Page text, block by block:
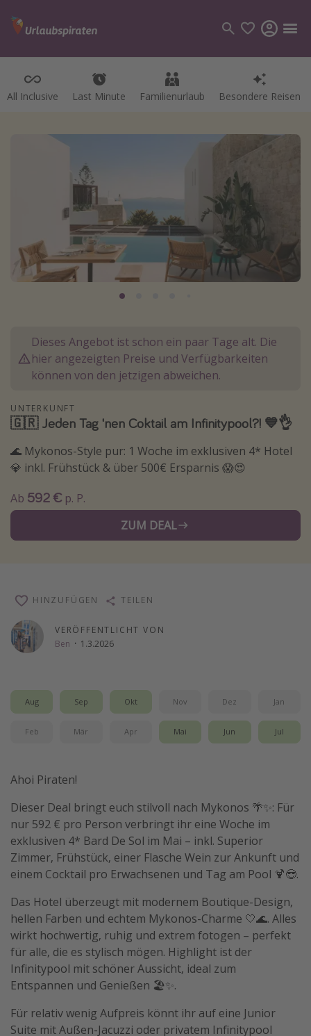
All Inclusive Last Minute Familienurlaub Besondere Reisen
Kategorien
Pauschalreisen
Alle Reiseziele
Bodensee Urlaub
Goa Urlaub
St. Lucia Urlaub
Krabi Urlaub
Sri Lanka Rundreise
Disneyland Paris
Roadtrips
Wochenendtrip
Gruppenreisen
Hotels in Hamburg
Hotels am Achensee
Weitere Themen
Reise Journal
Familienurlaub in der Türkei
Rundreisen in Thailand
Bahnreisen in der Schweiz
Reisepassfreie Reiseziele
Travel Know How
Silvesterreisen
Last Minute Urlaub Mallorca
Last Minute Urlaub Deutschland
Dieses Angebot ist schon ein paar Tage alt. Die
hier angezeigten Preise und Verfügbarkeiten
können von den jetzigen abweichen.
UNTERKUNFT
🇬🇷 Jeden Tag 'nen Coktail am Infinitypool?! 💙👌
🌊 Mykonos-Style pur: 1 Woche im exklusiven 4* Hotel
💎 inkl. Frühstück & über 500€ Ersparnis 😱😍
Ab 592 € p. P.
ZUM DEAL
VERÖFFENTLICHT VON
Ben · 1.3.2026
HINZUFÜGEN TEILEN
Aug Sep Okt Nov Dez Jan
Feb Mär Apr Mai Jun Jul
Ahoi Piraten!
Dieser Deal bringt euch stilvoll nach Mykonos 🌴✨: Für
nur 592 € pro Person verbringt ihr eine Woche im
exklusiven 4* Bard De Sol im Mai – inkl. Superior
Zimmer, Frühstück, einer Flasche Wein zur Ankunft und
einem Cocktail pro Erwachsenen und Tag am Pool 🍹😎.
Das Hotel überzeugt mit modernem Boutique-Design,
hellen Farben und echtem Mykonos-Charme 🤍🌊. Alles
wirkt hochwertig, ruhig und extrem fotogen – perfekt
für alle, die es stylisch mögen. Highlight ist der
Infinitypool mit schöner Aussicht, ideal zum
Entspannen und Genießen 🏖️✨.
Für relativ wenig Aufpreis könnt ihr auf eine Junior
Suite mit Außen-Jacuzzi oder privatem Infinitypool